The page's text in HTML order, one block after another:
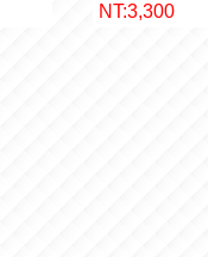
NT:3,300